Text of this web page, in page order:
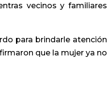
vecinos y familiares
para brindarle atención
que la mujer ya no